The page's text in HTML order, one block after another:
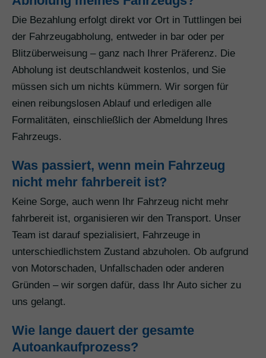
Die Bezahlung erfolgt direkt vor Ort in Tuttlingen bei
der Fahrzeugabholung, entweder in bar oder per
Blitzüberweisung – ganz nach Ihrer Präferenz. Die
Abholung ist deutschlandweit kostenlos, und Sie
müssen sich um nichts kümmern. Wir sorgen für
einen reibungslosen Ablauf und erledigen alle
Formalitäten, einschließlich der Abmeldung Ihres
Fahrzeugs.
Was passiert, wenn mein Fahrzeug
nicht mehr fahrbereit ist?
Keine Sorge, auch wenn Ihr Fahrzeug nicht mehr
fahrbereit ist, organisieren wir den Transport. Unser
Team ist darauf spezialisiert, Fahrzeuge in
unterschiedlichstem Zustand abzuholen. Ob aufgrund
von Motorschaden, Unfallschaden oder anderen
Gründen – wir sorgen dafür, dass Ihr Auto sicher zu
uns gelangt.
Wie lange dauert der gesamte
Autoankaufprozess?